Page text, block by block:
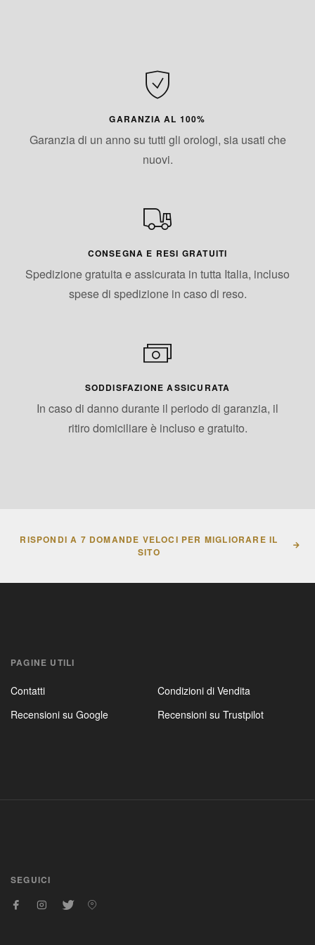
GARANZIA AL 100%
Garanzia di un anno su tutti gli orologi, sia usati che
nuovi.
CONSEGNA E RESI GRATUITI
Spedizione gratuita e assicurata in tutta Italia, incluso
spese di spedizione in caso di reso.
SODDISFAZIONE ASSICURATA
In caso di danno durante il periodo di garanzia, il
ritiro domiciliare è incluso e gratuito.
RISPONDI A 7 DOMANDE VELOCI PER MIGLIORARE IL
SITO
PAGINE UTILI
Contatti
Condizioni di Vendita
Recensioni su Google
Recensioni su Trustpilot
SEGUICI